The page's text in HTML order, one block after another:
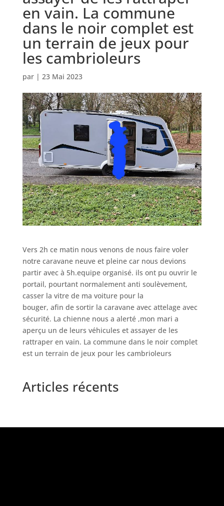
en vain. La commune
dans le noir complet est
un terrain de jeux pour
les cambrioleurs
par | 23 Mai 2023
Vers 2h ce matin nous venons de nous faire voler
notre caravane neuve et pleine car nous devions
partir avec à 5h.equipe organisé. ils ont pu ouvrir le
portail, pourtant normalement anti soulèvement,
casser la vitre de ma voiture pour la
bouger, afin de sortir la caravane avec attelage avec
sécurité. La chienne nous a alerté ,mon mari a
aperçu un de leurs véhicules et assayer de les
rattraper en vain. La commune dans le noir complet
est un terrain de jeux pour les cambrioleurs
Articles récents